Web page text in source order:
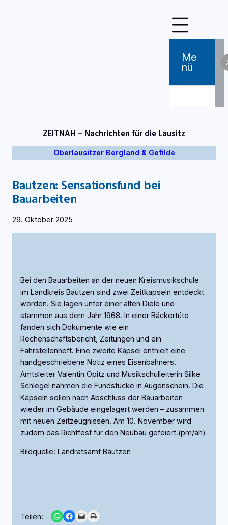
Me
Nü
ZEITNAH – Nachrichten für die Lausitz
Oberlausitzer Bergland & Gefilde
Bautzen: Sensationsfund bei
Bauarbeiten
29. Oktober 2025
Bei den Bauarbeiten an der neuen Kreismusikschule
im Landkreis Bautzen sind zwei Zeitkapseln entdeckt
worden. Sie lagen unter einer alten Diele und
stammen aus dem Jahr 1968. In einer Bäckertüte
fanden sich Dokumente wie ein
Rechenschaftsbericht, Zeitungen und ein
Fahrstellenheft. Eine zweite Kapsel enthielt eine
handgeschriebene Notiz eines Eisenbahners.
Amtsleiter Valentin Opitz und Musikschulleiterin Silke
Schlegel nahmen die Fundstücke in Augenschein. Die
Kapseln sollen nach Abschluss der Bauarbeiten
wieder im Gebäude eingelagert werden – zusammen
mit neuen Zeitzeugnissen. Am 10. November wird
zudem das Richtfest für den Neubau gefeiert.(pm/ah)
Bildquelle: Landratsamt Bautzen
Teilen: Share on WhatsApp
Share on Facebook
Email this PagePrint this Page